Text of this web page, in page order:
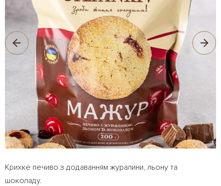
Крихке печиво з додаванням журалини, льону та
шоколаду.